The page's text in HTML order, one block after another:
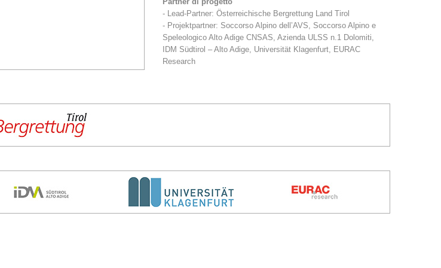
- Lead-Partner: Österreichische Bergrettung Land Tirol
- Projektpartner: Soccorso Alpino dell’AVS, Soccorso Alpino e
Speleologico Alto Adige CNSAS, Azienda ULSS n.1 Dolomiti,
IDM Südtirol – Alto Adige, Universität Klagenfurt, EURAC
Research